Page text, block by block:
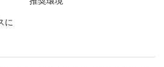
に